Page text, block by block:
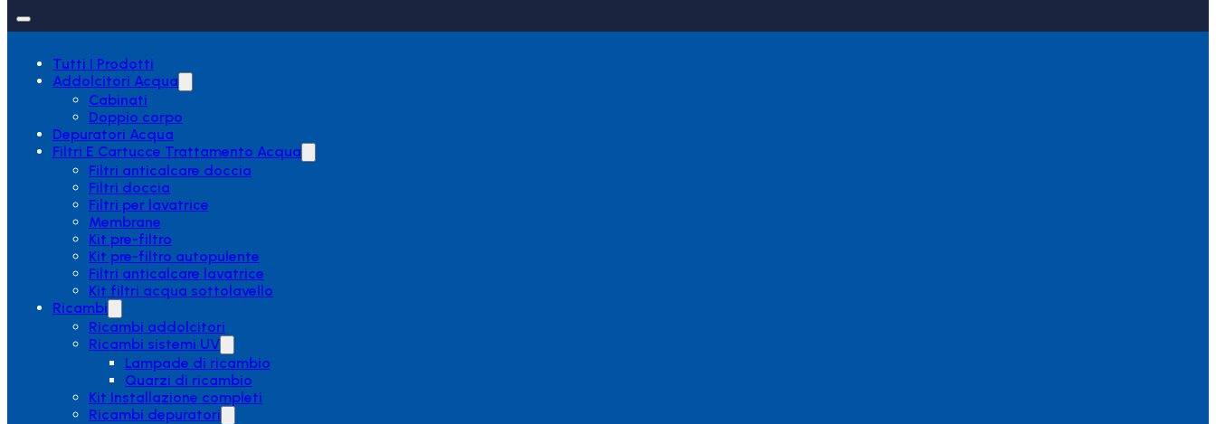
Tutti I Prodotti
Addolcitori Acqua
Cabinati
Doppio corpo
Depuratori Acqua
Filtri E Cartucce Trattamento Acqua
Filtri anticalcare doccia
Filtri doccia
Filtri per lavatrice
Membrane
Kit pre-filtro
Kit pre-filtro autopulente
Filtri anticalcare lavatrice
Kit filtri acqua sottolavello
Ricambi
Ricambi addolcitori
Ricambi sistemi UV
Lampade di ricambio
Quarzi di ricambio
Kit Installazione completi
Ricambi depuratori